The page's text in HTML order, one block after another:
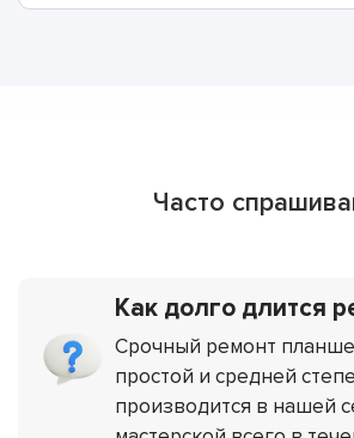
Часто
Как долго длится
Срочный ремонт
простой и средней
производится в нашей